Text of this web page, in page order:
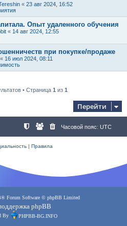
« 23 авг 2024, 16:52
Опыт удаленного обучения
« 14 авг 2024, 12:55
при покупке/продаже
« 16 июл 2024, 08:11
• Страница 1 из 1
Перейти
Часовой пояс: UTC
| Правила
® Forum Software © phpBB Limited
phpBB
By PHPBB-BG.INFO